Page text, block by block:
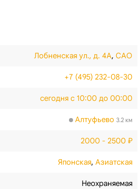
Лобненская ул., д. 4А, САО
+7 (495) 232-08-30
сегодня с 10:00 до 00:00
Алтуфьево 3.2 км
2000 - 2500 ₽
Японская, Азиатская
Неохраняемая